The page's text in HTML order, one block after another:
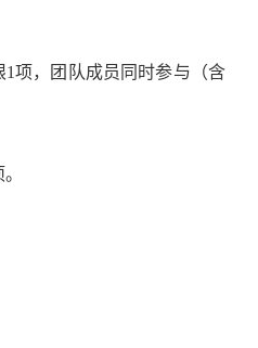
1项，团队成员同时参与（含